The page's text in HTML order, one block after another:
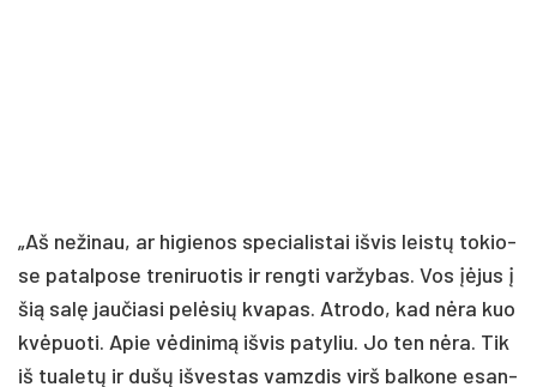
„Aš ne­ži­nau, ar hi­gie­nos spe­cia­lis­tai iš­vis leis­tų to­kio­
se pa­tal­po­se tre­ni­ruo­tis ir reng­ti var­žy­bas. Vos įė­jus į
šią sa­lę jau­čia­si pe­lė­sių kva­pas. At­ro­do, kad nė­ra kuo
kvė­puo­ti. Apie vė­di­ni­mą iš­vis pa­ty­liu. Jo ten nė­ra. Tik
iš tua­le­tų ir du­šų iš­ves­tas vamz­dis virš bal­ko­ne esan­